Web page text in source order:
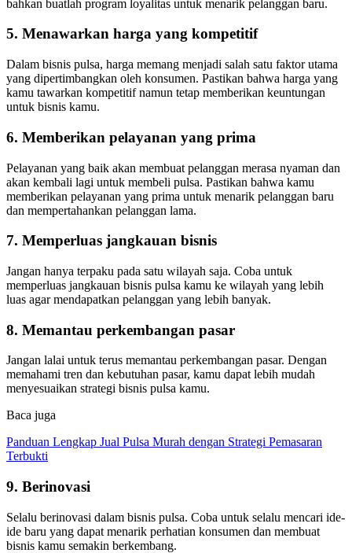
bahkan buatlah program loyalitas untuk menarik pelanggan baru.
5. Menawarkan harga yang kompetitif
Dalam bisnis pulsa, harga memang menjadi salah satu faktor utama
yang dipertimbangkan oleh konsumen. Pastikan bahwa harga yang
kamu tawarkan kompetitif namun tetap memberikan keuntungan
untuk bisnis kamu.
6. Memberikan pelayanan yang prima
Pelayanan yang baik akan membuat pelanggan merasa nyaman dan
akan kembali lagi untuk membeli pulsa. Pastikan bahwa kamu
memberikan pelayanan yang prima untuk menarik pelanggan baru
dan mempertahankan pelanggan lama.
7. Memperluas jangkauan bisnis
Jangan hanya terpaku pada satu wilayah saja. Coba untuk
memperluas jangkauan bisnis pulsa kamu ke wilayah yang lebih
luas agar mendapatkan pelanggan yang lebih banyak.
8. Memantau perkembangan pasar
Jangan lalai untuk terus memantau perkembangan pasar. Dengan
memahami tren dan kebutuhan pasar, kamu dapat lebih mudah
menyesuaikan strategi bisnis pulsa kamu.
Baca juga
Panduan Lengkap Jual Pulsa Murah dengan Strategi Pemasaran
Terbukti
9. Berinovasi
Selalu berinovasi dalam bisnis pulsa. Coba untuk selalu mencari ide-
ide baru yang dapat menarik perhatian konsumen dan membuat
bisnis kamu semakin berkembang.